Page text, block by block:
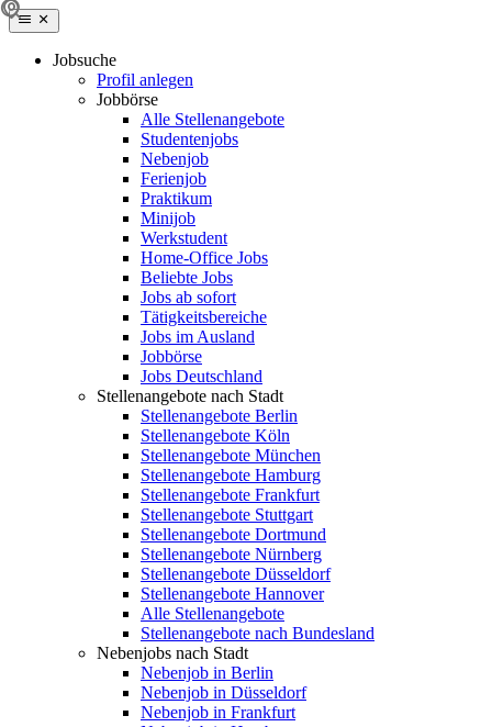
Jobsuche
Profil anlegen
Jobbörse
Alle Stellenangebote
Studentenjobs
Nebenjob
Ferienjob
Praktikum
Minijob
Werkstudent
Home-Office Jobs
Beliebte Jobs
Jobs ab sofort
Tätigkeitsbereiche
Jobs im Ausland
Jobbörse
Jobs Deutschland
Stellenangebote nach Stadt
Stellenangebote Berlin
Stellenangebote Köln
Stellenangebote München
Stellenangebote Hamburg
Stellenangebote Frankfurt
Stellenangebote Stuttgart
Stellenangebote Dortmund
Stellenangebote Nürnberg
Stellenangebote Düsseldorf
Stellenangebote Hannover
Alle Stellenangebote
Stellenangebote nach Bundesland
Nebenjobs nach Stadt
Nebenjob in Berlin
Nebenjob in Düsseldorf
Nebenjob in Frankfurt